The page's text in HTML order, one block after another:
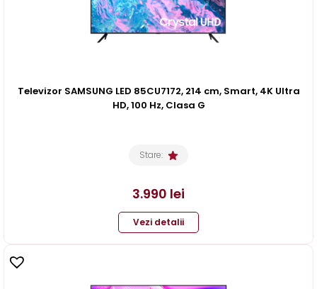
Televizor SAMSUNG LED 85CU7172, 214 cm, Smart, 4K Ultra
HD, 100 Hz, Clasa G
Stare:
3.990 lei
Vezi detalii